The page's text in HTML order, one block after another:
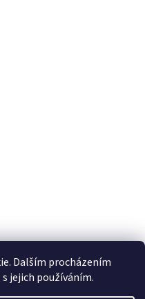
Dalším procházením
jejich používáním.